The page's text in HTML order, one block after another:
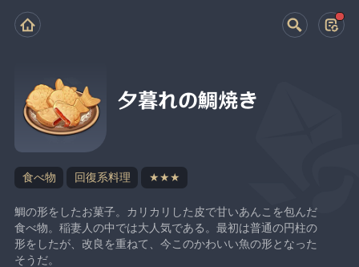
夕暮れの鯛焼き
食べ物 回復系料理 ★★★
鯛の形をしたお菓子。カリカリした皮で甘いあんこを包んだ
食べ物。稲妻人の中では大人気である。最初は普通の円柱の
形をしたが、改良を重ねて、今このかわいい魚の形となった
そうだ。